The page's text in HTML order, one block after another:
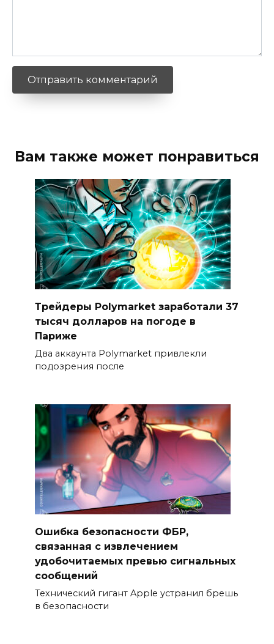
Вам также может понравиться
Трейдеры Polymarket заработали 37
тысяч долларов на погоде в
Париже
Два аккаунта Polymarket привлекли
подозрения после
Ошибка безопасности ФБР,
связанная с извлечением
удобочитаемых превью сигнальных
сообщений
Технический гигант Apple устранил брешь
в безопасности